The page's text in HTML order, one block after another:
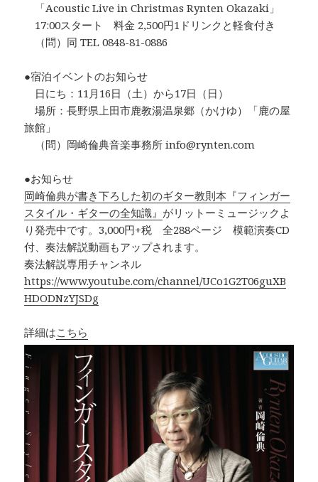
「Acoustic Live in Christmas Rynten Okazaki」
17:00スタート 料金 2,500円1ドリンクと軽食付き
（問）同 TEL 0848-81-0886
●宿泊イベントのお知らせ
日にち：11月16日（土）から17日（日）
場所：長野県上田市鹿教湯温泉郷（かけゆ）「鹿の屋
旅館」
（問）岡崎倫典音楽事務所 info@rynten.com
●お知らせ
岡崎倫典が書き下ろした初のギター教則本『フィンガー
スタイル・ギターの全知識』 がリットーミュージックよ
り発売中です。3,000円+税 全288ページ 模範演奏CD
付、奏法解説動画もアップされます。
奏法解説専用チャンネル
https://www.youtube.com/channel/UCo1G2T06guXB
HDODNzYJSDg
詳細はこちら